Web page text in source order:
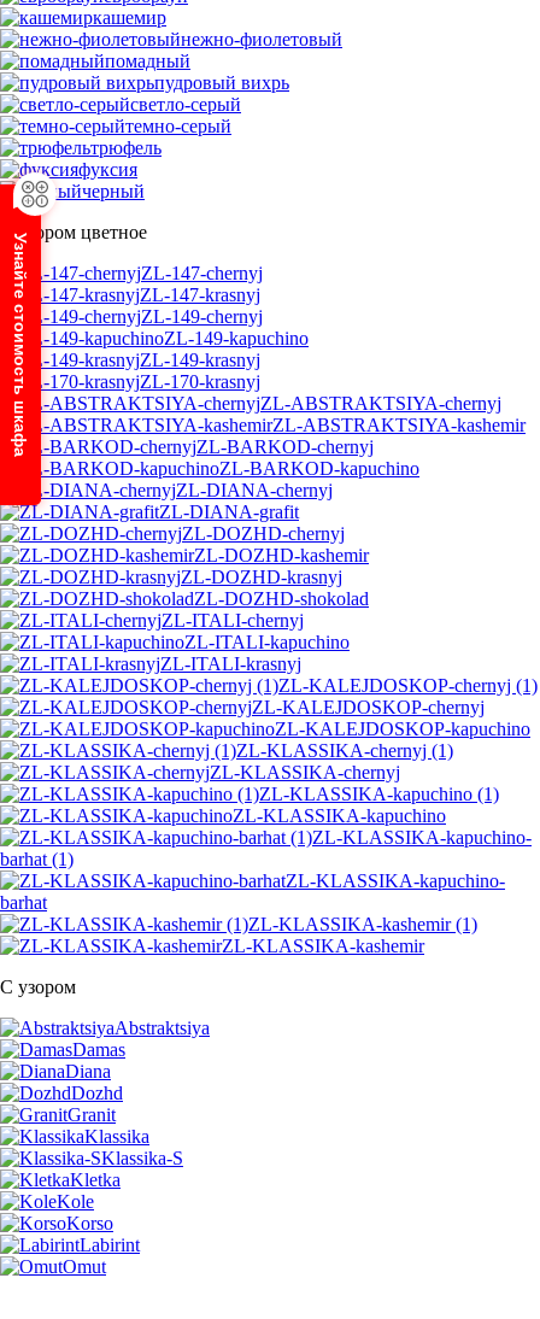
кашемир
нежно-фиолетовый
помадный
пудровый вихрь
светло-серый
темно-серый
трюфель
фуксия
черный
С узором цветное
ZL-147-chernyj
ZL-147-krasnyj
ZL-149-chernyj
ZL-149-kapuchino
ZL-149-krasnyj
ZL-170-krasnyj
ZL-ABSTRAKTSIYA-chernyj
ZL-ABSTRAKTSIYA-kashemir
ZL-BARKOD-chernyj
ZL-BARKOD-kapuchino
ZL-DIANA-chernyj
ZL-DIANA-grafit
ZL-DOZHD-chernyj
ZL-DOZHD-kashemir
ZL-DOZHD-krasnyj
ZL-DOZHD-shokolad
ZL-ITALI-chernyj
ZL-ITALI-kapuchino
ZL-ITALI-krasnyj
ZL-KALEJDOSKOP-chernyj (1)
ZL-KALEJDOSKOP-chernyj
ZL-KALEJDOSKOP-kapuchino
ZL-KLASSIKA-chernyj (1)
ZL-KLASSIKA-chernyj
ZL-KLASSIKA-kapuchino (1)
ZL-KLASSIKA-kapuchino
ZL-KLASSIKA-kapuchino-
barhat (1)
ZL-KLASSIKA-kapuchino-
barhat
ZL-KLASSIKA-kashemir (1)
ZL-KLASSIKA-kashemir
С узором
Abstraktsiya
Damas
Diana
Dozhd
Granit
Klassika
Klassika-S
Kletka
Kole
Korso
Labirint
Omut
Узнайте стоимость шкафа